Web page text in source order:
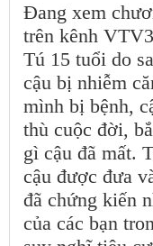
Đang xem
trên kênh
Tú 15 tuổi do
cậu bị nhiễm
mình bị bệnh,
thù cuộc đời,
gì cậu đã mất.
cậu được đưa
đã chứng kiến
của các bạn